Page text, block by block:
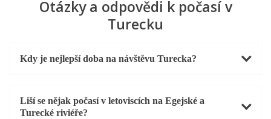
Otázky a odpovědi k počasí v
Turecku
Kdy je nejlepší doba na návštěvu Turecka?
Liší se nějak počasí v letoviscích na Egejské a
Turecké riviéře?